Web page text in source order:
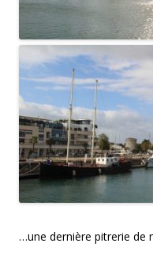
…une dernière pitrerie de